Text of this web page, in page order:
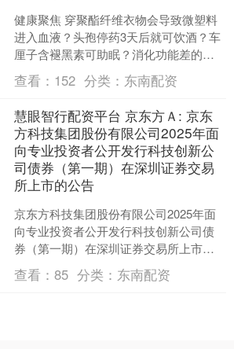
健康聚焦 穿聚酯纤维衣物会导致微塑料
进入血液？头孢停药3天后就可饮酒？车
厘子含褪黑素可助眠？消化功能差的人
不能吃木耳？垃圾食品有“解药”？2026年
1月“科学”....
查看： 152 分类： 东南配资
慧眼智行配资平台 京东方Ａ: 京东
方科技集团股份有限公司2025年面
向专业投资者公开发行科技创新公
司债券（第一期）在深圳证券交易
所上市的公告
京东方科技集团股份有限公司2025年面
向专业投资者公开发行科技创新公司债
券（第一期）在深圳证券交易所上市的
公告根据深圳证券交易所债券上市的有
关规定，京东方科技集....
查看：85 分类： 东南配资